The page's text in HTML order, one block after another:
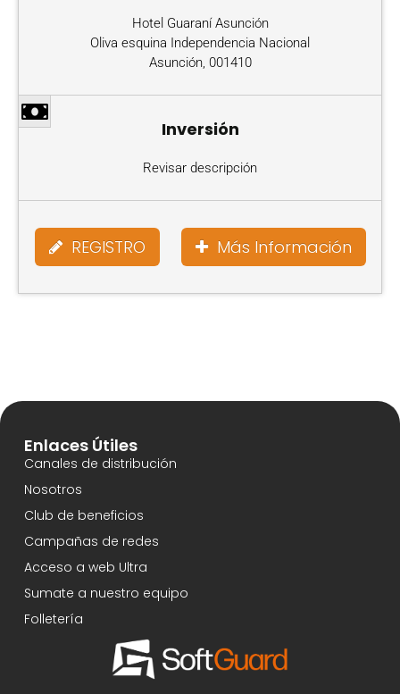
Hotel Guaraní Asunción
Oliva esquina Independencia Nacional
Asunción, 001410
Inversión
Revisar descripción
REGISTRO Más Información
Enlaces Útiles
Canales de distribución
Nosotros
Club de beneficios
Campañas de redes
Acceso a web Ultra
Sumate a nuestro equipo
Folletería